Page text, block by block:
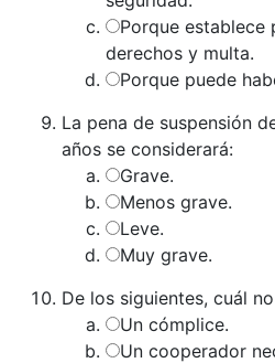
Porque establece
derechos y multa.
Porque puede
La pena de suspensión
años se considerará:
Grave.
Menos grave.
Leve.
Muy grave.
De los siguientes, cuál
Un cómplice.
Un cooperador